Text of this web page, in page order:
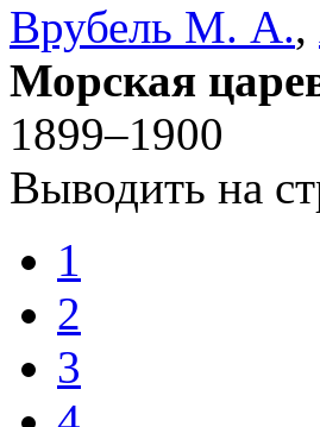
Врубель М. А.,
Морская
1899–1900
Выводить на
1
2
3